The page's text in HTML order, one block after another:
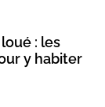
: les
y habiter